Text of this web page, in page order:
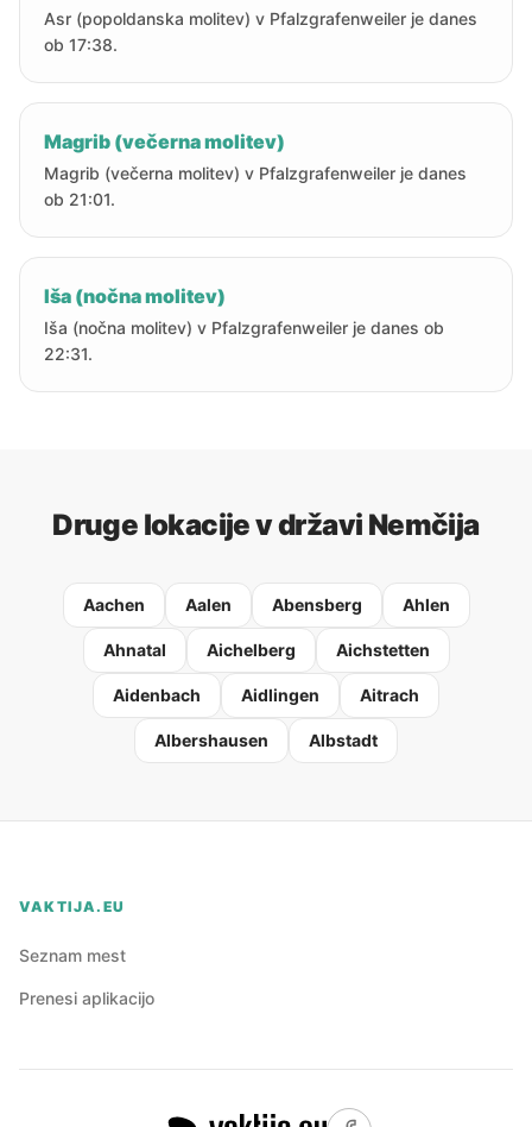
Asr (popoldanska molitev) v Pfalzgrafenweiler je danes
ob 17:38.
Magrib (večerna molitev)
Magrib (večerna molitev) v Pfalzgrafenweiler je danes
ob 21:01.
Iša (nočna molitev)
Iša (nočna molitev) v Pfalzgrafenweiler je danes ob
22:31.
Druge lokacije v državi Nemčija
Aachen Aalen Abensberg Ahlen
Ahnatal Aichelberg Aichstetten
Aidenbach Aidlingen Aitrach
Albershausen Albstadt
VAKTIJA.EU
Seznam mest
Prenesi aplikacijo